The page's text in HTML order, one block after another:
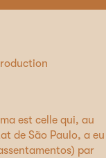
est celle qui, au
de São Paulo, a eu
par